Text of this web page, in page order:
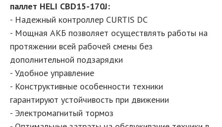
паллет HELI CBD15-170J:
- Надежный контроллер CURTIS DC
- Мощная АКБ позволяет осуществлять работы на
протяжении всей рабочей смены без
дополнительной подзарядки
- Удобное управление
- Конструктивные особенности техники
гарантируют устойчивость при движении
- Электромагнитый тормоз